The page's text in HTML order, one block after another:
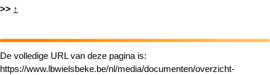
>> ↑
De volledige URL van deze pagina is:
https://www.lbwielsbeke.be/nl/media/documenten/overzicht-